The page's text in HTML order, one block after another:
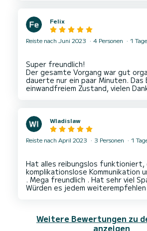
die Koordinaten in der
markiert.
Das Auftanken ging problemlos in
und alle waren hilfsbereit.
Joan ist ein grossartiger,
und wir haben uns sehr wohl gefühlt. Wir
Felix
Reiste nach Juni 2023 4 Personen 1 Tage
Super freundlich!
Der gesamte Vorgang war gut
dauerte nur ein paar Minuten. Das
Wladislaw
Reiste nach April 2023 3 Personen 1
Hat alles reibungslos funktioniert,
komplikationslose Kommunikation
. Mega freundlich . Hat sehr viel
Weitere Bewertungen zu
anzeigen